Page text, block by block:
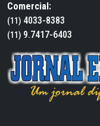
Comercial:
(11) 4033-8383
(11) 9.7417-6403